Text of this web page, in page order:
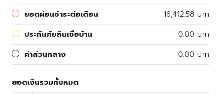
ยอดผ่อนชำระต่อเดือน
16,412.58 บาท
ประกันภัยสินเชื่อบ้าน
0.00 บาท
ค่าส่วนกลาง
0.00 บาท
ยอดเงินรวมทั้งหมด